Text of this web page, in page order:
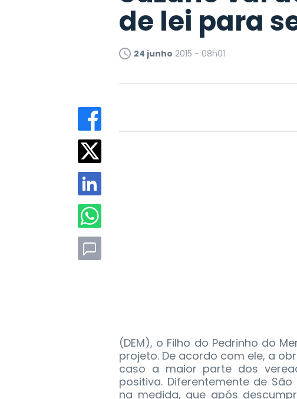
de lei para
24 junho 2015 - 08h01
(DEM), o Filho do Pedrinho do
projeto. De acordo com ele, a
caso a maior parte dos
positiva. Diferentemente de
na medida, que após